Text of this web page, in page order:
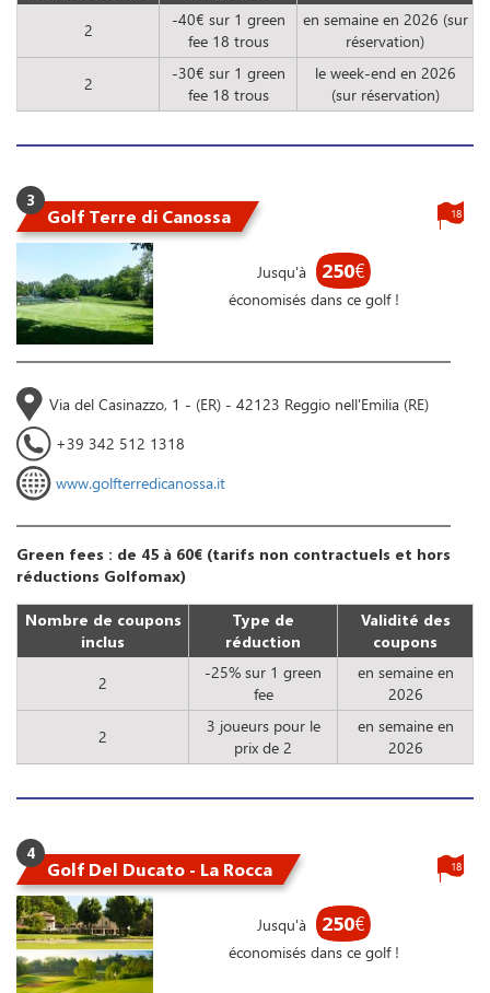
2
-40€ sur 1 green
fee 18 trous
en semaine en 2026 (sur
réservation)
2
-30€ sur 1 green
fee 18 trous
le week-end en 2026
(sur réservation)
3
Golf Terre di Canossa
Jusqu'à 250€
économisés dans ce golf !
18
Via del Casinazzo, 1 - (ER) - 42123 Reggio nell'Emilia (RE)
+39 342 512 1318
www.golfterredicanossa.it
Green fees : de 45 à 60€ (tarifs non contractuels et hors
réductions Golfomax)
Nombre de coupons
inclus
Type de
réduction
Validité des
coupons
2
-25% sur 1 green
fee
en semaine en
2026
2
3 joueurs pour le
prix de 2
en semaine en
2026
4
Golf Del Ducato - La Rocca
Jusqu'à 250€
économisés dans ce golf !
18